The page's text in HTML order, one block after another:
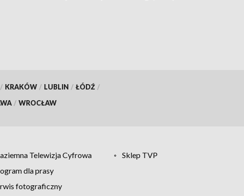
/ KRAKÓW / LUBLIN / ŁÓDŹ /
/ WROCŁAW
Telewizja Cyfrowa
Sklep TVP
dla prasy
fotograficzny